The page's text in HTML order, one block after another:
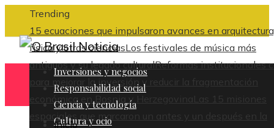
Trending
15 ecuaciones que impulsaron avances en
física y otras cienciasLos festivales de música más
antiguos y su legado culturalReformas institucionales
para mejorar la inversión y reducir la fragmentación
económica en Bosnia y Herzegovina
Las 15 misiones
espaciales que marcaron un antes y un después en la
Inversiones y negocios
Responsabilidad social
Ciencia y tecnología
Cultura y ocio
Inicio